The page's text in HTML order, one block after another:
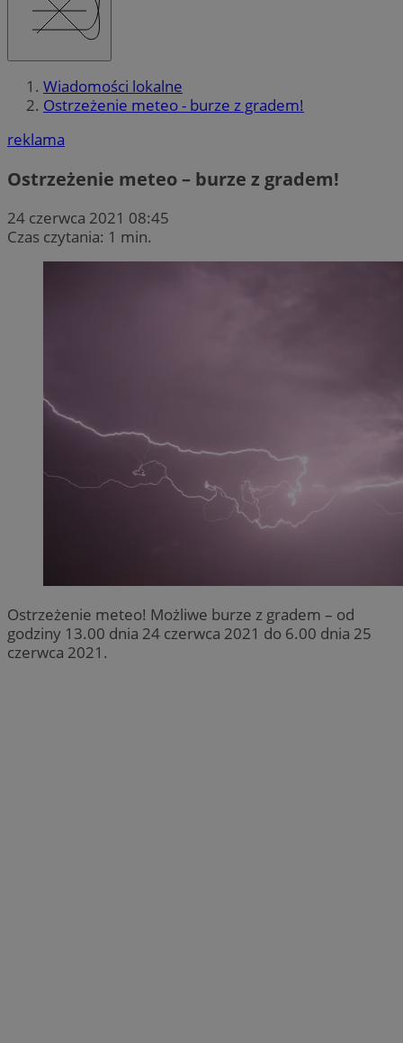
Wiadomości lokalne
Ostrzeżenie meteo - burze z gradem!
reklama
Ostrzeżenie meteo – burze z gradem!
24 czerwca 2021 08:45
Czas czytania: 1 min.
Ostrzeżenie meteo! Możliwe burze z gradem – od
godziny 13.00 dnia 24 czerwca 2021 do 6.00 dnia 25
czerwca 2021.